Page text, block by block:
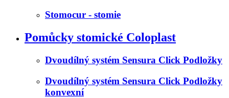
Stomocur - stomie
Pomůcky stomické Coloplast
Dvoudílný systém Sensura Click Podložky
Dvoudílný systém Sensura Click Podložky
konvexní